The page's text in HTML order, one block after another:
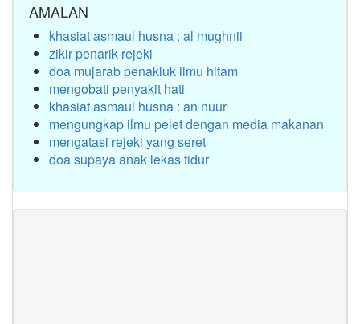
AMALAN
khasiat asmaul husna : al mughnii
zikir penarik rejeki
doa mujarab penakluk ilmu hitam
mengobati penyakit hati
khasiat asmaul husna : an nuur
mengungkap ilmu pelet dengan media makanan
mengatasi rejeki yang seret
doa supaya anak lekas tidur